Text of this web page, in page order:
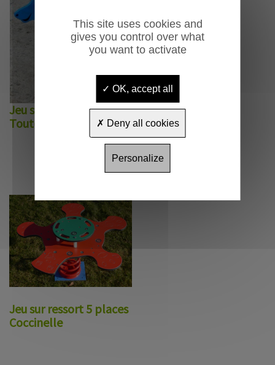
Jeu sur ressort 1 place
Toutou
Jeu sur ressort 5 places
Coccinelle
This site uses cookies and
gives you control over what
you want to activate
OK, accept all
Deny all cookies
Personalize